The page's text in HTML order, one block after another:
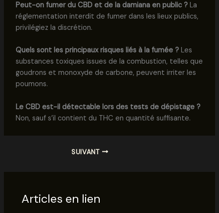
Peut-on fumer du CBD et de la damiana en public ?La
réglementation interdit de fumer dans les lieux publics,
privilégiez la discrétion.
Quels sont les principaux risques liés à la fumée ?Les
substances toxiques issues de la combustion, telles que
goudrons et monoxyde de carbone, peuvent irriter les
poumons.
Le CBD est-il détectable lors des tests de dépistage ?
Non, sauf s’il contient du THC en quantité suffisante.
SUIVANT
Articles en lien